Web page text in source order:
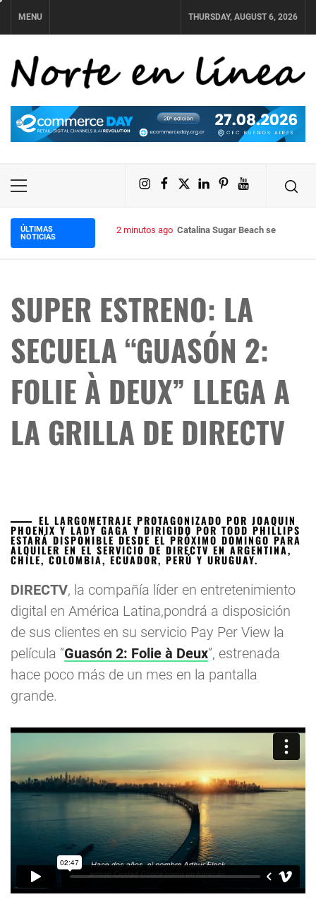
Skip
to
content
MENU THURSDAY, AUGUST 6, 2026
NORTE EN LÍNEA
Primary
Instagram
Facebook
X LinkedIn
PinterestYouTube
ÚLTIMAS
NOTICIAS
2 minutos ago Catalina Sugar Beach se
SUPER ESTRENO: LA
SECUELA “GUASÓN 2:
FOLIE À DEUX” LLEGA A
LA GRILLA DE DIRECTV
EL LARGOMETRAJE PROTAGONIZADO POR JOAQUIN
PHOENIX Y LADY GAGA Y DIRIGIDO POR TODD PHILLIPS
ESTARÁ DISPONIBLE DESDE EL PRÓXIMO DOMINGO PARA
ALQUILER EN EL SERVICIO DE DIRECTV EN ARGENTINA,
CHILE, COLOMBIA, ECUADOR, PERÚ Y URUGUAY.
DIRECTV, la compañía líder en entretenimiento
digital en América Latina,pondrá a disposición
de sus clientes en su servicio Pay Per View la
película “Guasón 2: Folie à Deux”, estrenada
hace poco más de un mes en la pantalla
grande.